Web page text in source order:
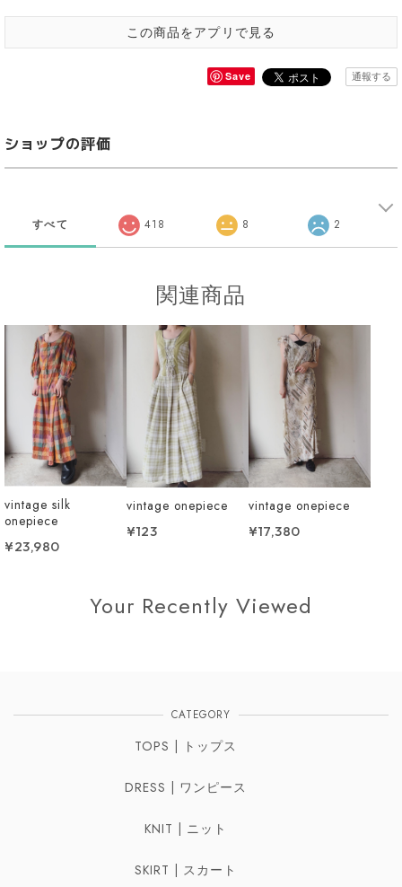
この商品をアプリで見る
Save 通報する
ショップの評価
すべて 418 8 2
関連商品
vintage silk
onepiece
¥23,980
vintage onepiece
¥123
vintage onepiece
¥17,380
Your Recently Viewed
CATEGORY
TOPS | トップス
DRESS | ワンピース
KNIT | ニット
SKIRT | スカート